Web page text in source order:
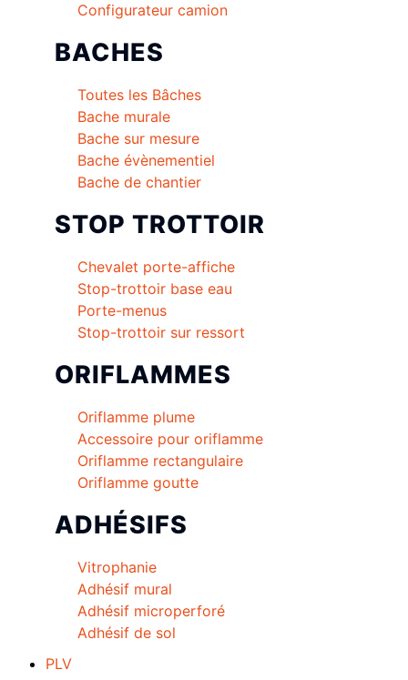
Configurateur camion
BACHES
Toutes les Bâches
Bache murale
Bache sur mesure
Bache évènementiel
Bache de chantier
STOP TROTTOIR
Chevalet porte-affiche
Stop-trottoir base eau
Porte-menus
Stop-trottoir sur ressort
ORIFLAMMES
Oriflamme plume
Accessoire pour oriflamme
Oriflamme rectangulaire
Oriflamme goutte
ADHÉSIFS
Vitrophanie
Adhésif mural
Adhésif microperforé
Adhésif de sol
PLV